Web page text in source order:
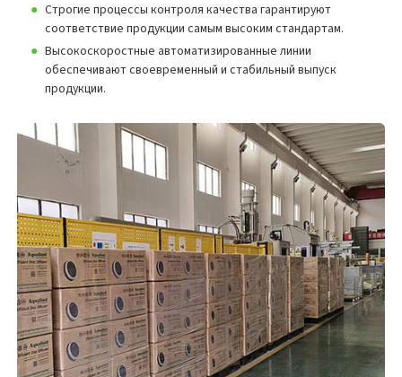
Строгие процессы контроля качества гарантируют
соответствие продукции самым высоким стандартам.
Высокоскоростные автоматизированные линии
обеспечивают своевременный и стабильный выпуск
продукции.